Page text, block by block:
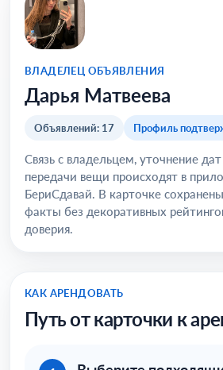
ВЛАДЕЛЕЦ ОБЪЯВЛЕНИЯ
Дарья Матвеева
Объявлений: 17 Профиль
Связь с владельцем, уточнение
передачи вещи происходят в
БериСдавай. В карточке
факты без декоративных
доверия.
КАК АРЕНДОВАТЬ
Путь от карточки к